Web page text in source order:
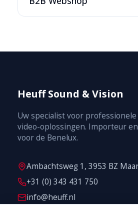
Heuff Sound & Vision
Uw specialist voor professionele
video-oplossingen. Importeur
voor de Benelux.
Ambachtsweg 1, 3953 BZ
+31 (0) 343 431 750
info@heuff.nl